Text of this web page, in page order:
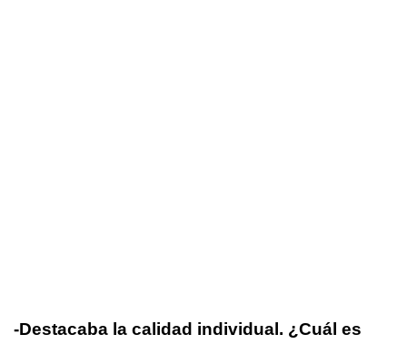
-Destacaba la calidad individual. ¿Cuál es